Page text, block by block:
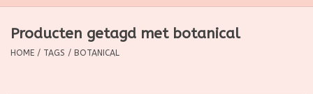
Grimeermateriaal
Producten getagd met botanical
HOME / TAGS / BOTANICAL